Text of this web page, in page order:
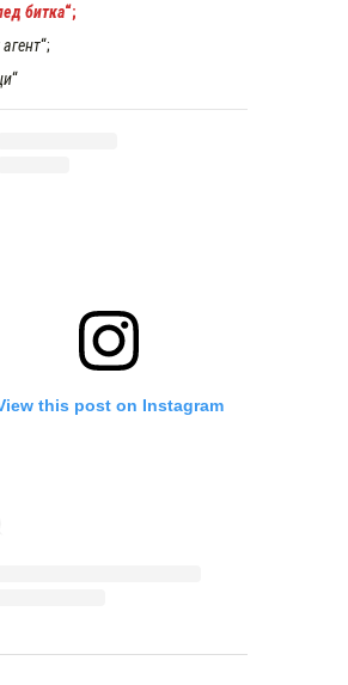
битка“;
“;
“
this post on Instagram